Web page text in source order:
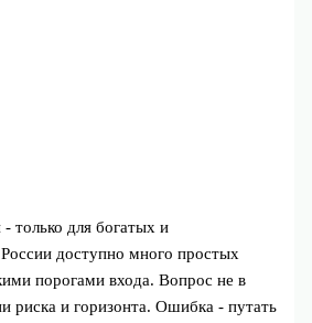
только для богатых и
доступно много простых
порогами входа. Вопрос не в
риска и горизонта. Ошибка - путать